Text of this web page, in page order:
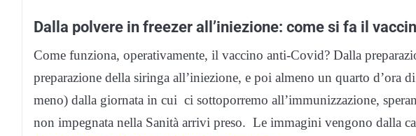
Dalla polvere in freezer all’iniezione: come si fa il
Come funziona, operativamente, il vaccino anti-Covid? Dalla
preparazione della siringa all’iniezione, e poi almeno un quarto d’ora
meno) dalla giornata in cui ci sottoporremo all’immunizzazione,
non impegnata nella Sanità arrivi preso. Le immagini vengono dalla